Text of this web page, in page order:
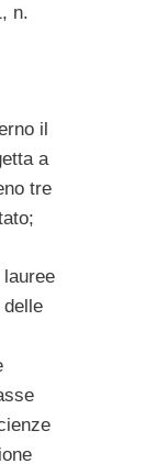
n.
il
a
tre